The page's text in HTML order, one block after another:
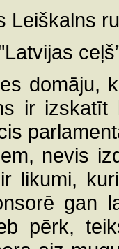
domāju,
ir
nevis
likumi,
gan
pērk,